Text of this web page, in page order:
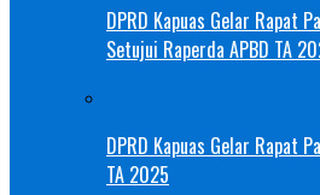
DPRD Kapuas Gelar Rapat
Setujui Raperda APBD TA
DPRD Kapuas Gelar Rapat
TA 2025